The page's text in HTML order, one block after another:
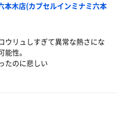
本木店(カプセルインミナミ六本
ウリュしすぎて異常な熱さにな
性。
たのに悲しい